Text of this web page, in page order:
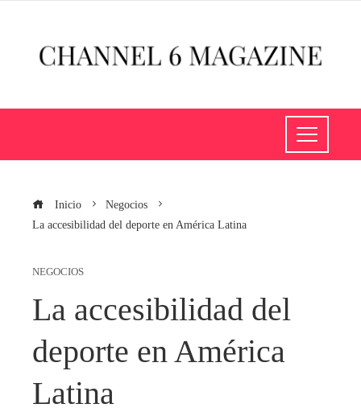
Inicio
Negocios
La accesibilidad del deporte en América Latina
NEGOCIOS
La accesibilidad del
deporte en América
Latina